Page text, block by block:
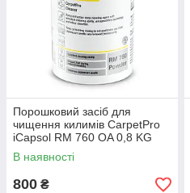
Порошковий засіб для
чищення килимів CarpetPro
iCapsol RM 760 OA 0,8 KG
В наявності
800 ₴